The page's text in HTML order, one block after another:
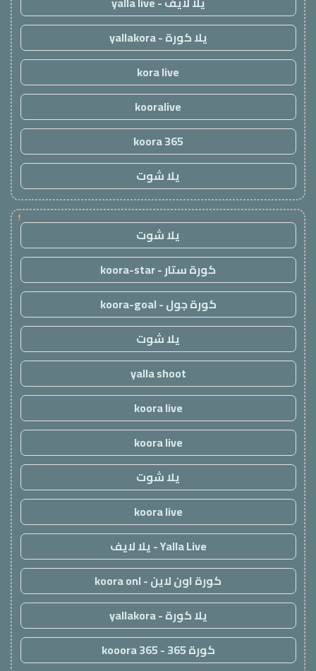
يلا كورة - yallakora
kora live
kooralive
koora 365
يلا شوت
!
يلا شوت
كورة ستار - koora-star
كورة جول - koora-goal
يلا شوت
yalla shoot
koora live
koora live
يلا شوت
koora live
Yalla Live - يلا لايف
كورة اون لاين - koora onl
يلا كورة - yallakora
كورة 365 - kooora 365